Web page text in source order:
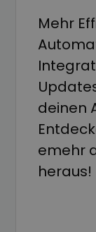
Mehr
deinen
emehr
heraus!